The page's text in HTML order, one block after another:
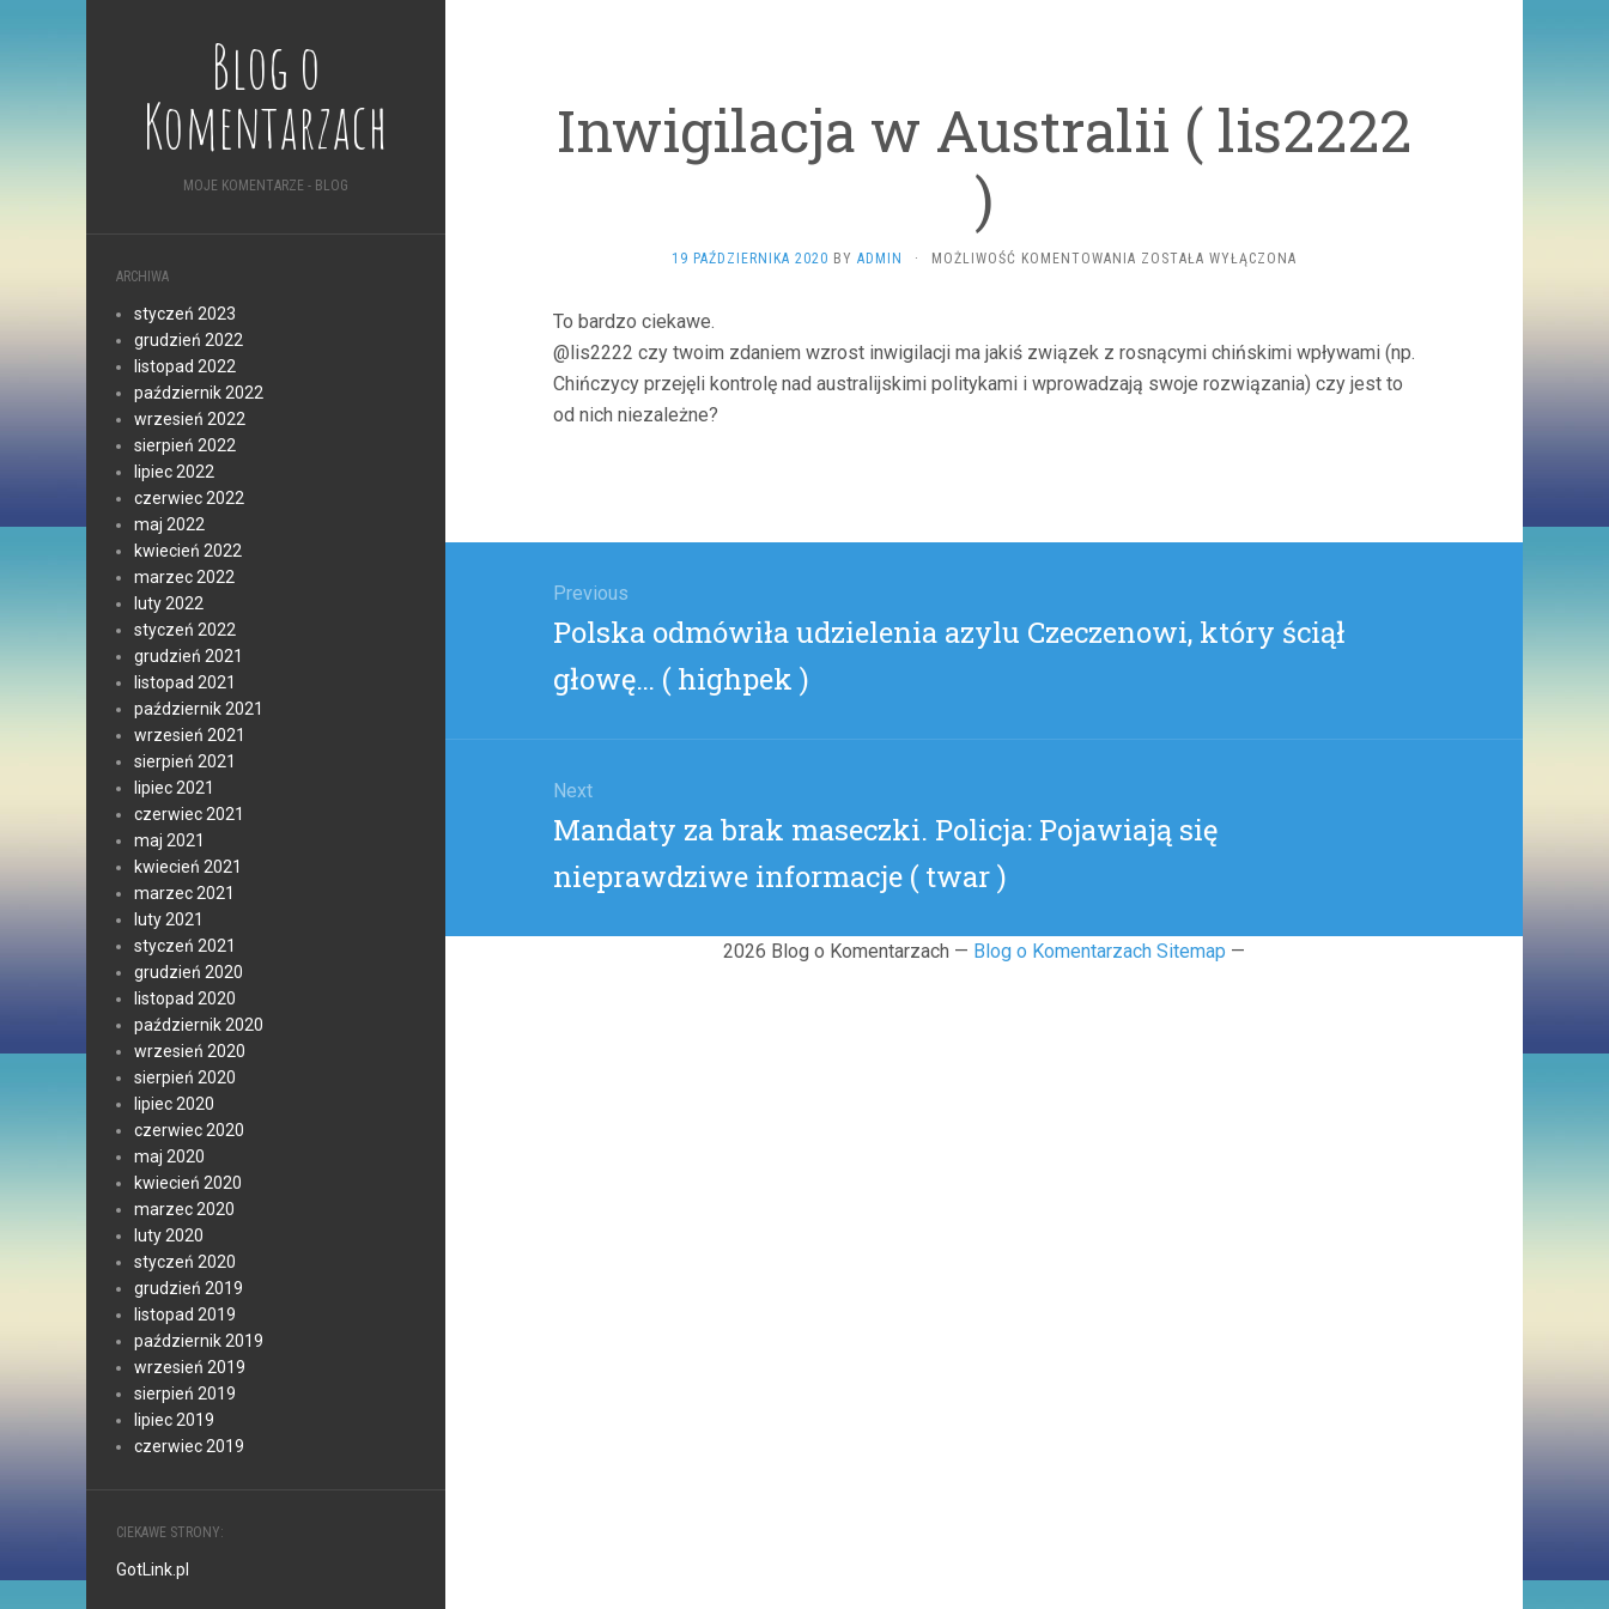
Blog o
Komentarzach
MOJE KOMENTARZE - BLOG
ARCHIWA
styczeń 2023
grudzień 2022
listopad 2022
październik 2022
wrzesień 2022
sierpień 2022
lipiec 2022
czerwiec 2022
maj 2022
kwiecień 2022
marzec 2022
luty 2022
styczeń 2022
grudzień 2021
listopad 2021
październik 2021
wrzesień 2021
sierpień 2021
lipiec 2021
czerwiec 2021
maj 2021
kwiecień 2021
marzec 2021
luty 2021
styczeń 2021
grudzień 2020
listopad 2020
październik 2020
wrzesień 2020
sierpień 2020
lipiec 2020
czerwiec 2020
maj 2020
kwiecień 2020
marzec 2020
luty 2020
styczeń 2020
grudzień 2019
listopad 2019
październik 2019
wrzesień 2019
sierpień 2019
lipiec 2019
czerwiec 2019
CIEKAWE STRONY:
GotLink.pl
Inwigilacja w Australii ( lis2222
)
19 PAŹDZIERNIKA 2020 BY ADMIN · MOŻLIWOŚĆ KOMENTOWANIA INWIGILACJA
LIS2222
ZOSTAŁA WYŁĄCZONA
To bardzo ciekawe.
@lis2222 czy twoim zdaniem wzrost inwigilacji ma jakiś związek z rosnącymi chińskimi wpływami (np.
Chińczycy przejęli kontrolę nad australijskimi politykami i wprowadzają swoje rozwiązania) czy jest to
od nich niezależne?
Previous
Previous
Polska odmówiła udzielenia azylu Czeczenowi, który ściął
głowę… ( highpek )
Next
Next
Mandaty za brak maseczki. Policja: Pojawiają się
nieprawdziwe informacje ( twar )
2026 Blog o Komentarzach — Blog o Komentarzach Sitemap —